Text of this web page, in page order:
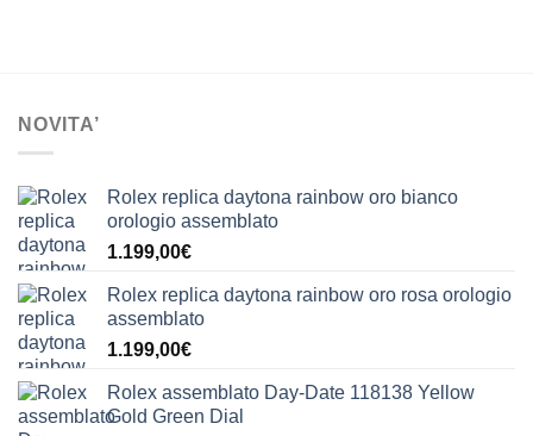
NOVITA’
Rolex replica daytona rainbow oro bianco
orologio assemblato
1.199,00€
Rolex replica daytona rainbow oro rosa orologio
assemblato
1.199,00€
Rolex assemblato Day-Date 118138 Yellow
Gold Green Dial